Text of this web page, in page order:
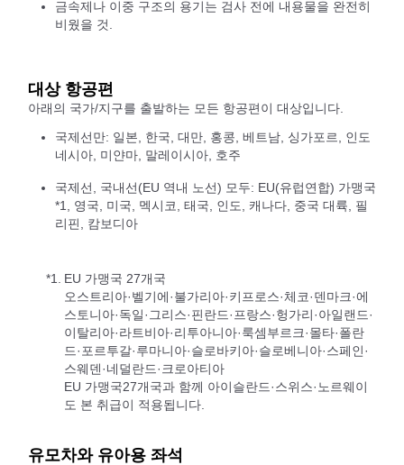
금속제나 이중 구조의 용기는 검사 전에 내용물을 완전히
비웠을 것.
대상 항공편
아래의 국가/지구를 출발하는 모든 항공편이 대상입니다.
국제선만: 일본, 한국, 대만, 홍콩, 베트남, 싱가포르, 인도
네시아, 미얀마, 말레이시아, 호주
국제선, 국내선(EU 역내 노선) 모두: EU(유럽연합) 가맹국
*1, 영국, 미국, 멕시코, 태국, 인도, 캐나다, 중국 대륙, 필
리핀, 캄보디아
*1.
EU 가맹국 27개국
오스트리아·벨기에·불가리아·키프로스·체코·덴마크·에
스토니아·독일·그리스·핀란드·프랑스·헝가리·아일랜드·
이탈리아·라트비아·리투아니아·룩셈부르크·몰타·폴란
드·포르투갈·루마니아·슬로바키아·슬로베니아·스페인·
스웨덴·네덜란드·크로아티아
EU 가맹국27개국과 함께 아이슬란드·스위스·노르웨이
도 본 취급이 적용됩니다.
유모차와 유아용 좌석